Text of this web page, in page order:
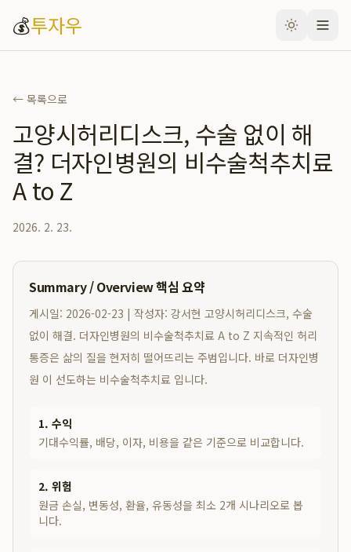
💰투자우
← 목록으로
고양시허리디스크, 수술 없이 해
결? 더자인병원의 비수술척추치료
A to Z
2026. 2. 23.
Summary / Overview 핵심 요약
게시일: 2026-02-23 | 작성자: 강서현 고양시허리디스크, 수술
없이 해결. 더자인병원의 비수술척추치료 A to Z 지속적인 허리
통증은 삶의 질을 현저히 떨어뜨리는 주범입니다. 바로 더자인병
원 이 선도하는 비수술척추치료 입니다.
1. 수익
기대수익률, 배당, 이자, 비용을 같은 기준으로 비교합니다.
2. 위험
원금 손실, 변동성, 환율, 유동성을 최소 2개 시나리오로 봅
니다.